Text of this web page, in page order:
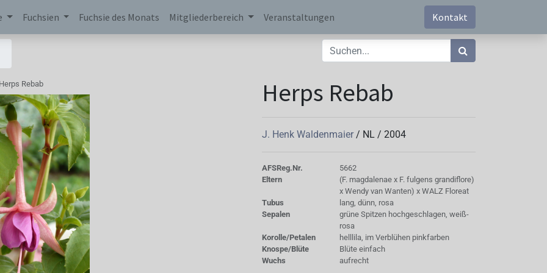
Fuchsien Fuchsie des Monats Mitgliederbereich Veranstaltungen Kontakt
Rebab Herps Rebab
J. Henk Waldenmaier / NL / 2004
AFSReg.Nr.
5662
Eltern
(F. magdalenae x F. fulgens grandiflore)
x Wendy van Wanten) x WALZ Floreat
Tubus
lang, dünn, rosa
Sepalen
grüne Spitzen hochgeschlagen, weiß-
rosa
Korolle/Petalen
helllila, im Verblühen pinkfarben
Knospe/Blüte
Blüte einfach
Wuchs
aufrecht